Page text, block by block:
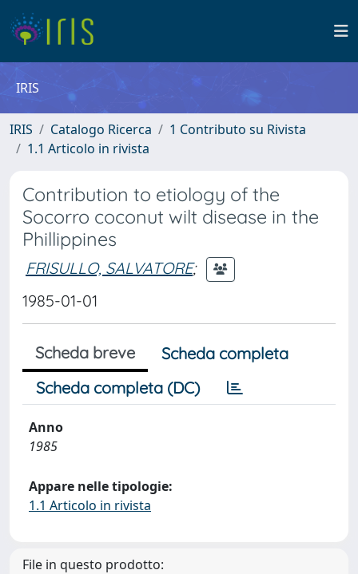
IRIS
IRIS Catalogo Ricerca
1 Contributo su Rivista
1.1 Articolo in rivista
Contribution to etiology of the
Socorro coconut wilt disease in the
Phillippines
FRISULLO, SALVATORE;
1985-01-01
Scheda breve
Scheda completa
Scheda completa (DC)
Anno
1985
Appare nelle tipologie:
1.1 Articolo in rivista
File in questo prodotto: